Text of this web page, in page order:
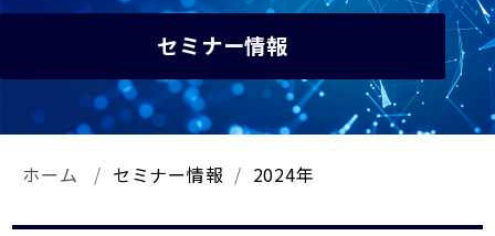
セミナー情報
ホーム セミナー情報 2024年